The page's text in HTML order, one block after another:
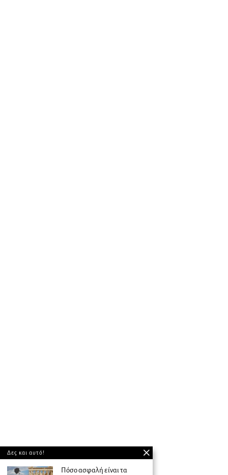
Δες και αυτό!
Πόσο ασφαλή είναι τα